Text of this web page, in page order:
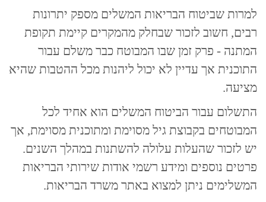
למרות שביטוח הבריאות המשלים מספק יתרונות
רבים, חשוב לזכור שבחלק מהמקרים קיימת תקופת
המתנה - פרק זמן שבו המבוטח כבר משלם עבור
התוכנית אך עדיין לא יכול ליהנות מכל ההטבות שהיא
מציעה.
התשלום עבור הביטוח המשלים הוא אחיד לכל
המבוטחים בקבוצת גיל מסוימת ומתוכנית מסוימת, אך
יש לזכור שהעלות עלולה להשתנות במהלך השנים.
פרטים נוספים ומידע רשמי אודות שירותי הבריאות
המשלימים ניתן למצוא באתר משרד הבריאות.